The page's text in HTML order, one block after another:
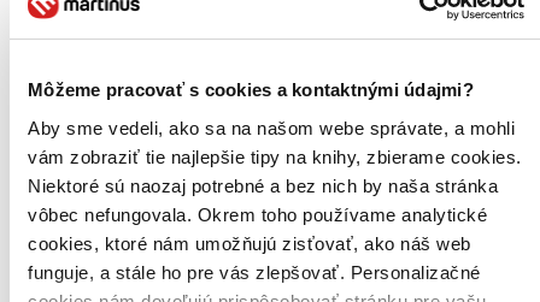
Môžeme pracovať s cookies a kontaktnými údajmi?
Aby sme vedeli, ako sa na našom webe správate, a mohli
vám zobraziť tie najlepšie tipy na knihy, zbierame cookies.
Niektoré sú naozaj potrebné a bez nich by naša stránka
vôbec nefungovala. Okrem toho používame analytické
cookies, ktoré nám umožňujú zisťovať, ako náš web
funguje, a stále ho pre vás zlepšovať. Personalizačné
CZ
3. diel sérieZamilovala jsem se do Jamady na levelu 999
brožovaná väzba
Pripravujeme,
vychádza 1. 10. 2026
Vydavateľ, tlačiar a ďalší usilovní ľudia intenzívne pracujú na
tom, aby ste si už onedlho mohli prečítať túto knihu.
Predbežne by mala vyjsť 1. 10. 2026.
Pridať do zoznamu